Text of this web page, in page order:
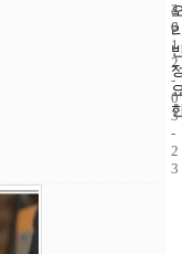
4
6
2
0
1
2
-
0
3
-
2
3